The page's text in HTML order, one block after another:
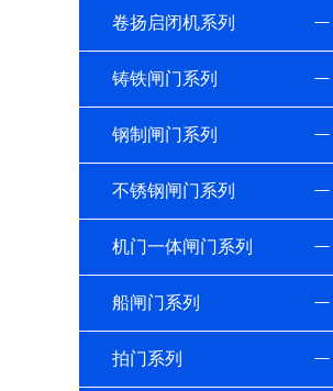
卷扬启闭机系列
铸铁闸门系列
钢制闸门系列
不锈钢闸门系列
机门一体闸门系列
船闸门系列
拍门系列